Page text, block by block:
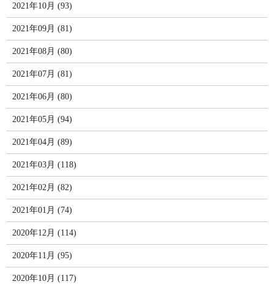
2021年10月 (93)
2021年09月 (81)
2021年08月 (80)
2021年07月 (81)
2021年06月 (80)
2021年05月 (94)
2021年04月 (89)
2021年03月 (118)
2021年02月 (82)
2021年01月 (74)
2020年12月 (114)
2020年11月 (95)
2020年10月 (117)